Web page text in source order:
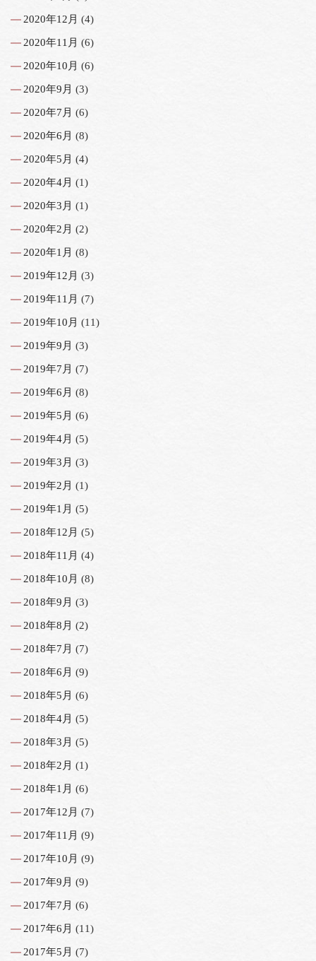
2020年12月 (4)
2020年11月 (6)
2020年10月 (6)
2020年9月 (3)
2020年7月 (6)
2020年6月 (8)
2020年5月 (4)
2020年4月 (1)
2020年3月 (1)
2020年2月 (2)
2020年1月 (8)
2019年12月 (3)
2019年11月 (7)
2019年10月 (11)
2019年9月 (3)
2019年7月 (7)
2019年6月 (8)
2019年5月 (6)
2019年4月 (5)
2019年3月 (3)
2019年2月 (1)
2019年1月 (5)
2018年12月 (5)
2018年11月 (4)
2018年10月 (8)
2018年9月 (3)
2018年8月 (2)
2018年7月 (7)
2018年6月 (9)
2018年5月 (6)
2018年4月 (5)
2018年3月 (5)
2018年2月 (1)
2018年1月 (6)
2017年12月 (7)
2017年11月 (9)
2017年10月 (9)
2017年9月 (9)
2017年7月 (6)
2017年6月 (11)
2017年5月 (7)